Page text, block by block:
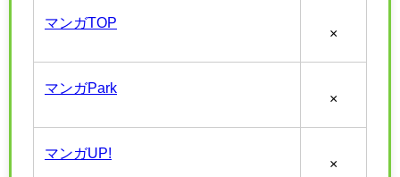
マンガTOP
×
マンガPark
×
マンガUP!
×